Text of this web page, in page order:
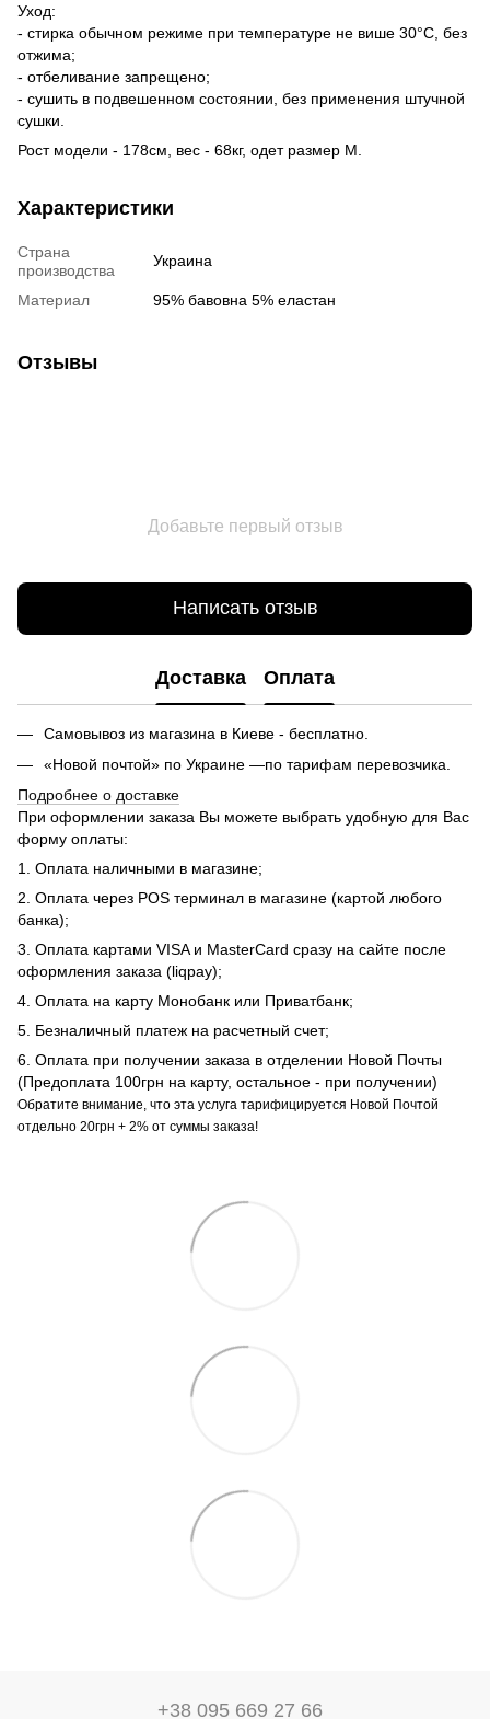
Уход:
- стирка обычном режиме при температуре не више 30°C, без
отжима;
- отбеливание запрещено;
- сушить в подвешенном состоянии, без применения штучной
сушки.
Рост модели - 178см, вес - 68кг, одет размер М.
Характеристики
Страна
производства
Украина
Материал 95% бавовна 5% еластан
Отзывы
Добавьте первый отзыв
Написать отзыв
Доставка Оплата
Самовывоз из магазина в Киеве - бесплатно.
«Новой почтой» по Украине —по тарифам перевозчика.
Подробнее о доставке
При оформлении заказа Вы можете выбрать удобную для Вас
форму оплаты:
1. Оплата наличными в магазине;
2. Оплата через POS терминал в магазине (картой любого
банка);
3. Оплата картами VISA и MasterCard сразу на сайте после
оформления заказа (liqpay);
4. Оплата на карту Монобанк или Приватбанк;
5. Безналичный платеж на расчетный счет;
6. Оплата при получении заказа в отделении Новой Почты
(Предоплата 100грн на карту, остальное - при получении)
Обратите внимание, что эта услуга тарифицируется Новой Почтой
отдельно 20грн + 2% от суммы заказа!
+38 095 669 27 66